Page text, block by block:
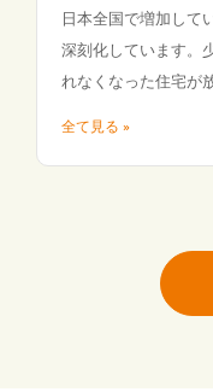
日本全国で増加して
深刻化しています。
れなくなった住宅が
全て見る »